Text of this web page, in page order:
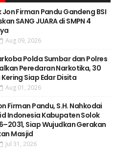
Firman Pandu Gandeng BSI
SANG JUARA di SMPN 4
Aug 09, 2026
Polda Sumbar dan Polres
Peredaran Narkotika, 30
Siap Edar Disita
Aug 01, 2026
Firman Pandu, S.H. Nahkodai
Indonesia Kabupaten Solok
Siap Wujudkan Gerakan
Masjid
Jul 31, 2026